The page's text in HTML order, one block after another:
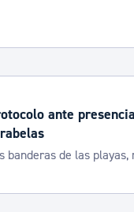
principal
ante
banderas de las playas,